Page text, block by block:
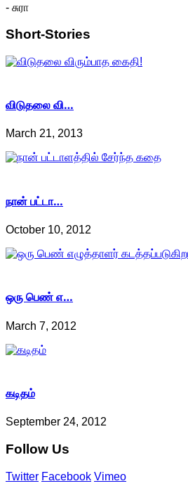
- சுரா
Short-Stories
விடுதலை வி…
March 21, 2013
நான் பட்டா…
October 10, 2012
ஒரு பெண் எ…
March 7, 2012
கடிதம்
September 24, 2012
Follow Us
Twitter Facebook Vimeo